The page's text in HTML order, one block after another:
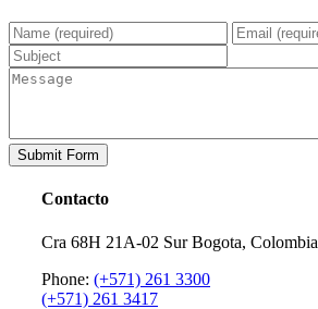
Contacto
Cra 68H 21A-02 Sur Bogota, Colombia
Phone: (+571) 261 3300
(+571) 261 3417